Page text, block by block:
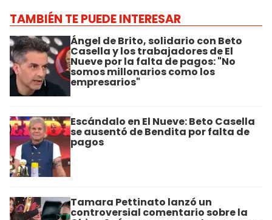
TAMBIÉN TE PUEDE INTERESAR
Ángel de Brito, solidario con Beto
Casella y los trabajadores de El
Nueve por la falta de pagos: "No
somos millonarios como los
empresarios"
Escándalo en El Nueve: Beto Casella
se ausentó de Bendita por falta de
pagos
Tamara Pettinato lanzó un
controversial comentario sobre la